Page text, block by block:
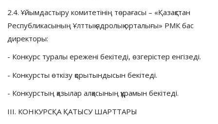
2.4. Ұйымдастыру комитетінің төрағасы – «Қазақстан
Республикасының Ұлттық ядролық орталығы» РМК бас
директоры:
- Конкурс туралы ережені бекітеді, өзгерістер енгізеді.
- Конкурсты өткізу қорытындысын бекітеді.
- Конкурстың қазылар алқасының құрамын бекітеді.
III. КОНКУРСҚА ҚАТЫСУ ШАРТТАРЫ